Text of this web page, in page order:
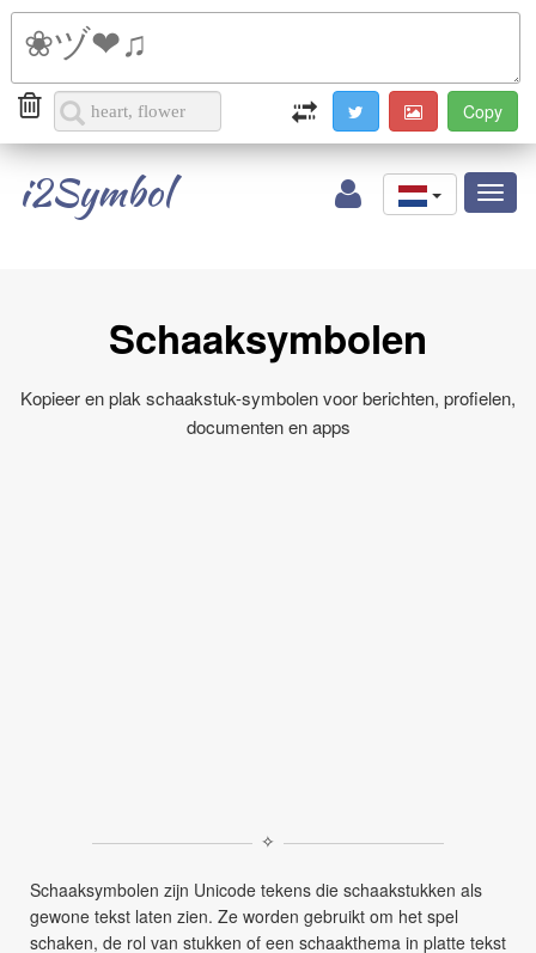
i2Symbol
Schaaksymbolen
Kopieer en plak schaakstuk-symbolen voor berichten, profielen,
documenten en apps
✧
Schaaksymbolen zijn Unicode tekens die schaakstukken als
gewone tekst laten zien. Ze worden gebruikt om het spel
schaken, de rol van stukken of een schaakthema in platte tekst